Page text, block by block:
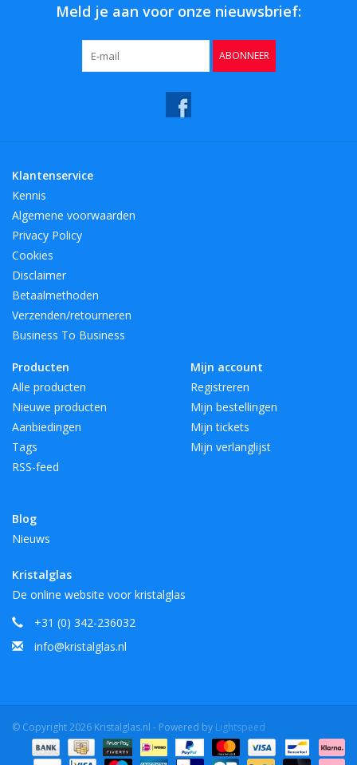
Meld je aan voor onze nieuwsbrief:
ABONNEER
Klantenservice
Kennis
Algemene voorwaarden
Privacy Policy
Cookies
Disclaimer
Betaalmethoden
Verzenden/retourneren
Business To Business
Producten
Alle producten
Nieuwe producten
Aanbiedingen
Tags
RSS-feed
Blog
Nieuws
Mijn account
Registreren
Mijn bestellingen
Mijn tickets
Mijn verlanglijst
Kristalglas
De online website voor kristalglas
+31 (0) 342-236032
info@kristalglas.nl
© Copyright 2026 Kristalglas.nl - Powered by Lightspeed